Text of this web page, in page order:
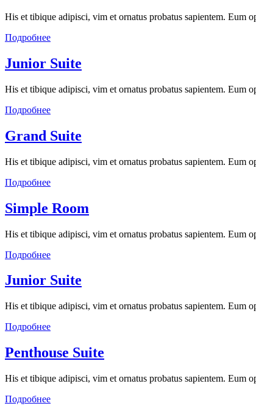
His et tibique adipisci, vim et ornatus probatus sapientem. Eum
Подробнее
Junior Suite
His et tibique adipisci, vim et ornatus probatus sapientem. Eum
Подробнее
Grand Suite
His et tibique adipisci, vim et ornatus probatus sapientem. Eum
Подробнее
Simple Room
His et tibique adipisci, vim et ornatus probatus sapientem. Eum
Подробнее
Junior Suite
His et tibique adipisci, vim et ornatus probatus sapientem. Eum
Подробнее
Penthouse Suite
His et tibique adipisci, vim et ornatus probatus sapientem. Eum
Подробнее